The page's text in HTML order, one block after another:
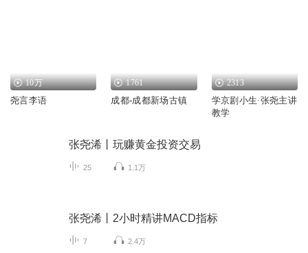
10万
尧言李语
1761
成都-成都新场古镇
2313
学京剧小生·张尧主讲
教学
张尧浠丨玩赚黄金投资交易
25 1.1万
张尧浠丨2小时精讲MACD指标
7 2.4万